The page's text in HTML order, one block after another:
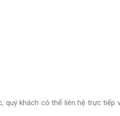
quý khách có thể liên hệ trực tiếp